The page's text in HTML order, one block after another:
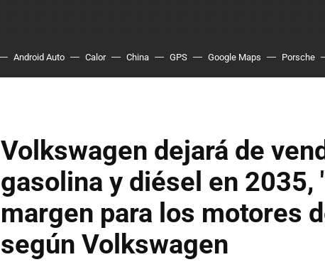
Android Auto Calor China GPS Google Maps Porsche
Volkswagen dejará de
gasolina y diésel en 2035,
margen para los motores
según Volkswagen